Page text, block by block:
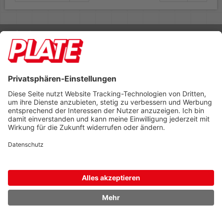
Rufen Sie uns an 04298 401-0
Lieferbedingungen Impressum
Footer anzeigen
PLATE Büromaterial Vertriebs GmbH
Hilligenwarf 5